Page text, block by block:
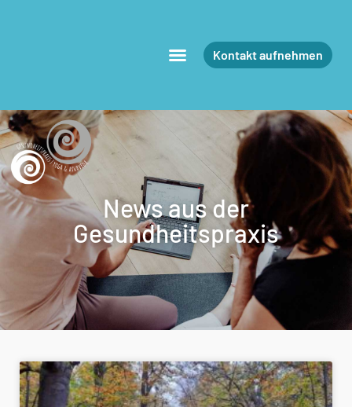
Kontakt aufnehmen
News aus der
Gesundheitspraxis